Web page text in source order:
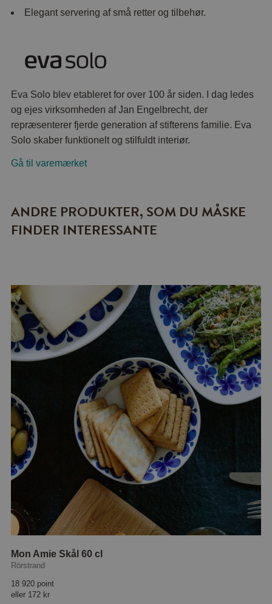
Elegant servering af små retter og tilbehør.
Eva Solo blev etableret for over 100 år siden. I dag ledes
og ejes virksomheden af ​​Jan Engelbrecht, der
repræsenterer fjerde generation af stifterens familie. Eva
Solo skaber funktionelt og stilfuldt interiør.
Gå til varemærket
ANDRE PRODUKTER, SOM DU MÅSKE
FINDER INTERESSANTE
Mon Amie Skål 60 cl
Rörstrand
18 920 point
eller 172 kr